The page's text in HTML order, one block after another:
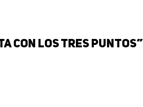
con los tres puntos”